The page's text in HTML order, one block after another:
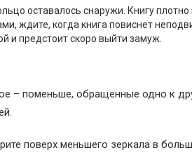
оставалось снаружи. Книгу
ждите, когда книга повиснет
и предстоит скоро выйти замуж.
– поменьше, обращенные одно к
поверх меньшего зеркала в